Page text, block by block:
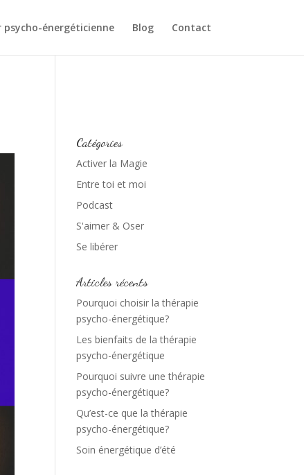
psycho-énergéticienne Blog Contact
Catégories
Activer la Magie
Entre toi et moi
Podcast
S'aimer & Oser
Se libérer
Articles récents
Pourquoi choisir la thérapie
psycho-énergétique?
Les bienfaits de la thérapie
psycho-énergétique
Pourquoi suivre une thérapie
psycho-énergétique?
Qu’est-ce que la thérapie
psycho-énergétique?
Soin énergétique d’été